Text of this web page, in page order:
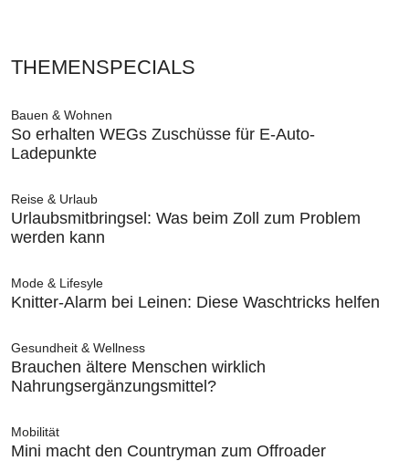
THEMENSPECIALS
Bauen & Wohnen
So erhalten WEGs Zuschüsse für E-Auto-
Ladepunkte
Reise & Urlaub
Urlaubsmitbringsel: Was beim Zoll zum Problem
werden kann
Mode & Lifesyle
Knitter-Alarm bei Leinen: Diese Waschtricks helfen
Gesundheit & Wellness
Brauchen ältere Menschen wirklich
Nahrungsergänzungsmittel?
Mobilität
Mini macht den Countryman zum Offroader